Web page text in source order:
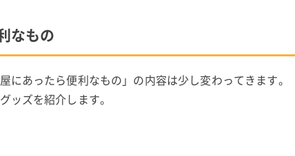
なもの
あったら便利なもの」の内容は少し変わってきます。
ッズを紹介します。